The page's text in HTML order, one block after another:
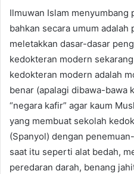
Ilmuwan Islam menyumbang
bahkan secara umum adalah
meletakkan dasar-dasar
kedokteran modern
kedokteran modern adalah
benar (apalagi dibawa-bawa
“negara kafir” agar kaum
yang membuat sekolah
(Spanyol) dengan
saat itu seperti alat bedah,
peredaran darah, benang